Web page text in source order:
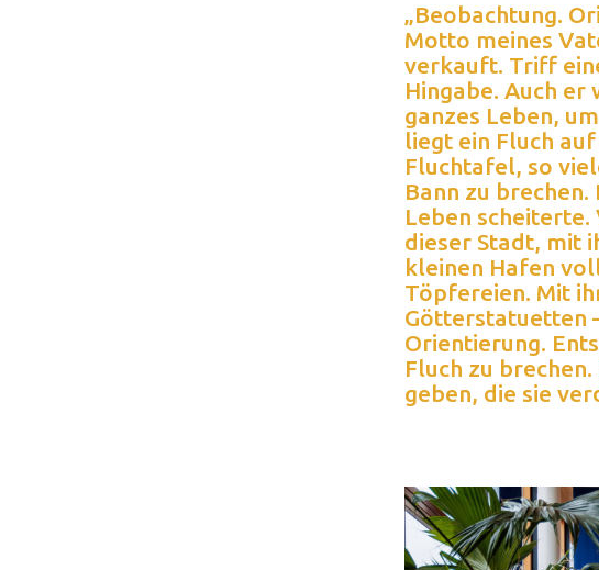
„Beobachtung.
Motto meines
verkauft. Triff
Hingabe. Auch
ganzes Leben,
liegt ein Fluch
Fluchtafel, so
Bann zu
Leben
dieser Stadt, mit
kleinen Hafen
Töpfereien. Mit
Götterstatuetten
Orientierung.
Fluch zu
geben, die sie